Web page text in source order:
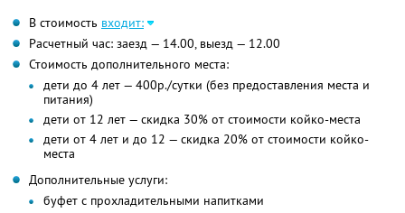
В стоимость входит:
Расчетный час: заезд — 14.00, выезд — 12.00
Стоимость дополнительного места:
дети до 4 лет — 400р./сутки (без предоставления места и
питания)
дети от 12 лет — скидка 30% от стоимости койко-места
дети от 4 лет и до 12 — скидка 20% от стоимости койко-
места
Дополнительные услуги:
буфет с прохладительными напитками